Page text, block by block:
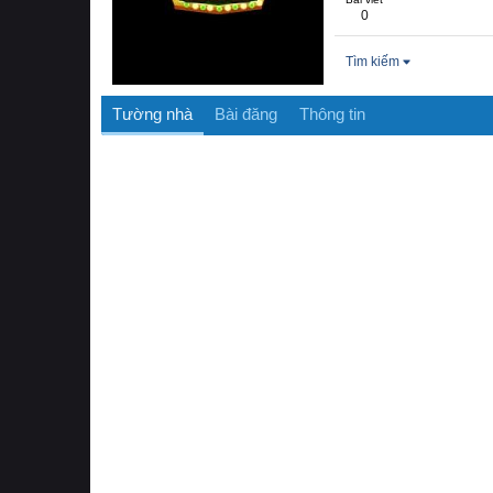
0
Tìm kiếm
Tường nhà Bài đăng Thông tin